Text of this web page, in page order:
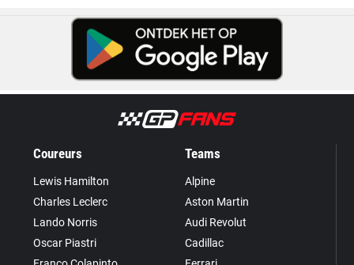
Coureurs
Lewis Hamilton
Charles Leclerc
Lando Norris
Oscar Piastri
Teams
Alpine
Aston Martin
Audi Revolut
Cadillac